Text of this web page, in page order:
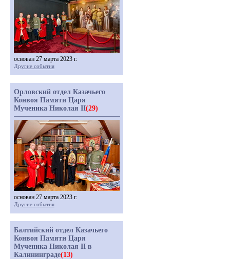
основан 27 марта 2023 г.
Другие события
Орловский отдел Казачьего
Конвоя Памяти Царя
Мученика Николая II(29)
основан 27 марта 2023 г.
Другие события
Балтийский отдел Казачьего
Конвоя Памяти Царя
Мученика Николая II в
Калининграде(13)